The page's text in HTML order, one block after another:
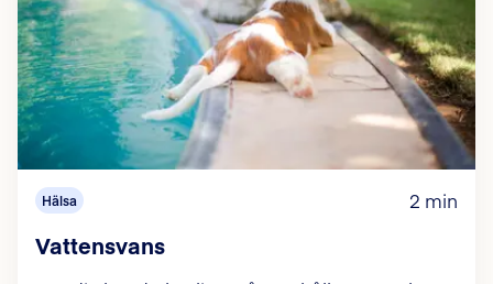
Hälsa 2 min
Vattensvans